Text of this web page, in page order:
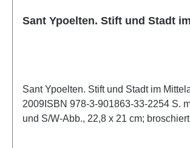
Sant Ypoelten. Stift und Stadt
Sant Ypoelten. Stift und Stadt im
2009ISBN 978-3-901863-33-2254 S.
und S/W-Abb., 22,8 x 21 cm; broschiert